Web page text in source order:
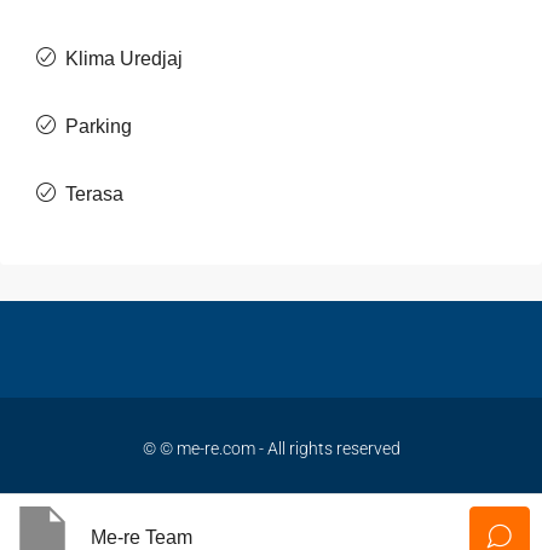
Klima Uredjaj
Parking
Terasa
© © me-re.com - All rights reserved
Me-re Team